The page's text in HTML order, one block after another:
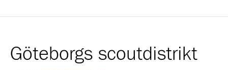
Göteborgs scoutdistrikt